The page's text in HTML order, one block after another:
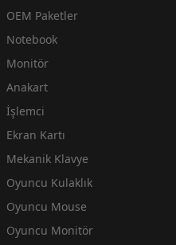
OEM Paketler
Notebook
Monitör
Anakart
İşlemci
Ekran Kartı
Mekanik Klavye
Oyuncu Kulaklık
Oyuncu Mouse
Oyuncu Monitör